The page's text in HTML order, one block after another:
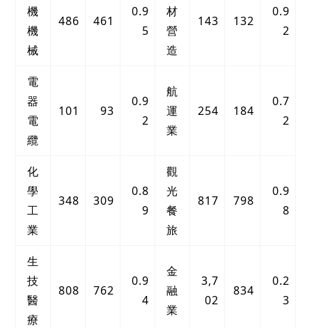
機
機
械
486 461
0.9
5
材
營
造
143 132
0.9
2
電
器
電
纜
101 93
0.9
2
航
運
業
254 184
0.7
2
化
學
工
業
348 309
0.8
9
觀
光
餐
旅
817 798
0.9
8
生
技
醫
療
808 762
0.9
4
金
融
業
3,7
02
834
0.2
3